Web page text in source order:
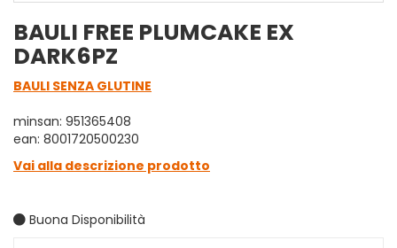
BAULI FREE PLUMCAKE EX
DARK6PZ
BAULI SENZA GLUTINE
minsan: 951365408
ean: 8001720500230
Vai alla descrizione prodotto
Buona Disponibilità